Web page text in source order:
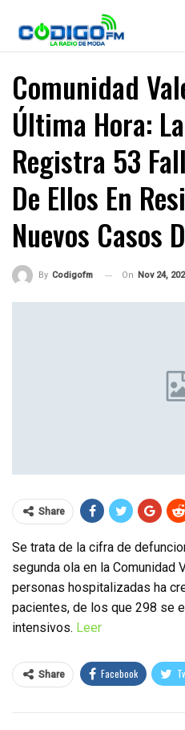
Comunidad
Última Hora:
Registra 53
De Ellos En
Nuevos Casos
By Codigofm On Nov 24,
Share
Se trata de la cifra de
segunda ola en la Comunidad
personas hospitalizadas ha
pacientes, de los que 298 se
intensivos. Leer
Share Facebook